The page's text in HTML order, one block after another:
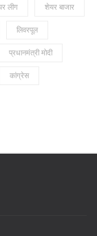
लीग शेयर बाजार
लिवरपूल
प्रधानमंत्री मोदी
कांग्रेस